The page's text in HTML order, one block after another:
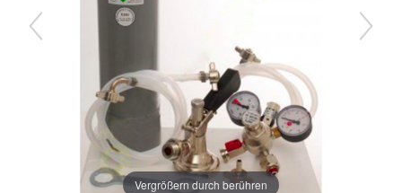
Vergrößern durch berühren